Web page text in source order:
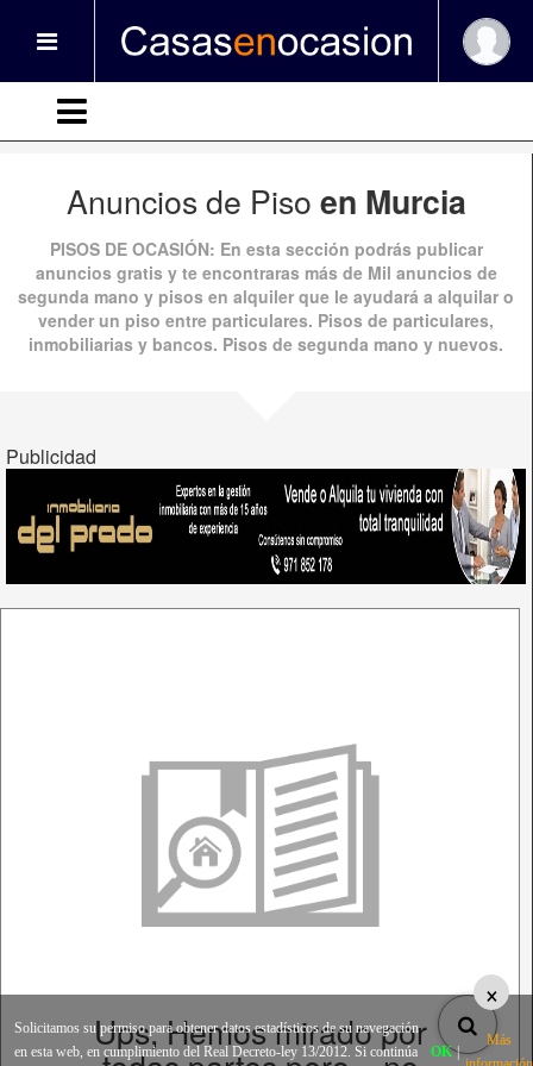
Anuncios de Piso en Murcia
PISOS DE OCASIÓN: En esta sección podrás publicar
anuncios gratis y te encontraras más de Mil anuncios de
segunda mano y pisos en alquiler que le ayudará a alquilar o
vender un piso entre particulares. Pisos de particulares,
inmobiliarias y bancos. Pisos de segunda mano y nuevos.
Publicidad
Ups, Hemos mirado por
×
Solicitamos su permiso para obtener datos estadísticos de su navegación
en esta web, en cumplimiento del Real Decreto-ley 13/2012. Si continúa
OK |
Más